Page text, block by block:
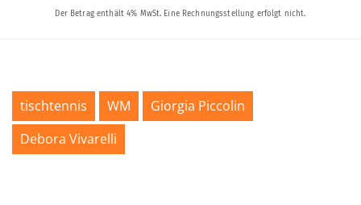
tischtennis WM
Giorgia Piccolin
Debora Vivarelli